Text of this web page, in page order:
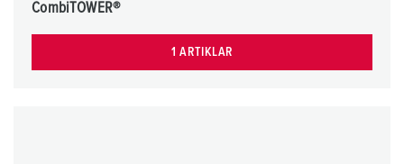
CombiTOWER®
1 ARTIKLAR